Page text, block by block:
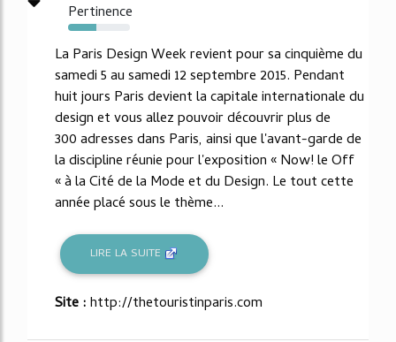
Pertinence
45%
La Paris Design Week revient pour sa cinquième du
samedi 5 au samedi 12 septembre 2015. Pendant
huit jours Paris devient la capitale internationale du
design et vous allez pouvoir découvrir plus de
300 adresses dans Paris, ainsi que l'avant-garde de
la discipline réunie pour l'exposition « Now! le Off
« à la Cité de la Mode et du Design. Le tout cette
année placé sous le thème...
LIRE LA SUITE
Site :http://thetouristinparis.com